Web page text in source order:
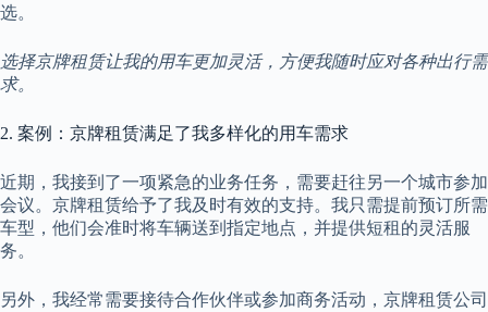
选。
选择京牌租赁让我的用车更加灵活，方便我随时应对各种出行需
求。
2. 案例：京牌租赁满足了我多样化的用车需求
近期，我接到了一项紧急的业务任务，需要赶往另一个城市参加
会议。京牌租赁给予了我及时有效的支持。我只需提前预订所需
车型，他们会准时将车辆送到指定地点，并提供短租的灵活服
务。
另外，我经常需要接待合作伙伴或参加商务活动，京牌租赁公司